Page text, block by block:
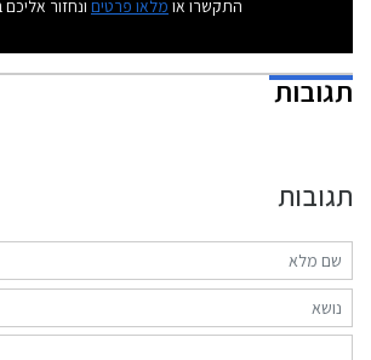
התקשרו או מלאו פרטים ונחזור
תגובות
תגובות